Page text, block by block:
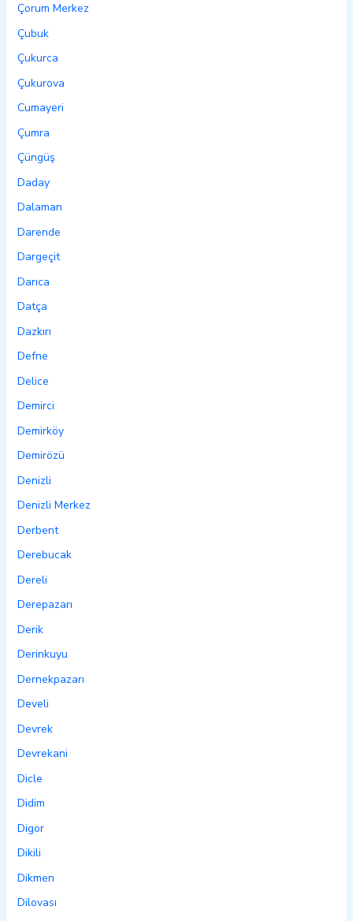
Çorum Merkez
Çubuk
Çukurca
Çukurova
Cumayeri
Çumra
Çüngüş
Daday
Dalaman
Darende
Dargeçit
Darıca
Datça
Dazkırı
Defne
Delice
Demirci
Demirköy
Demirözü
Denizli
Denizli Merkez
Derbent
Derebucak
Dereli
Derepazarı
Derik
Derinkuyu
Dernekpazarı
Develi
Devrek
Devrekani
Dicle
Didim
Digor
Dikili
Dikmen
Dilovası